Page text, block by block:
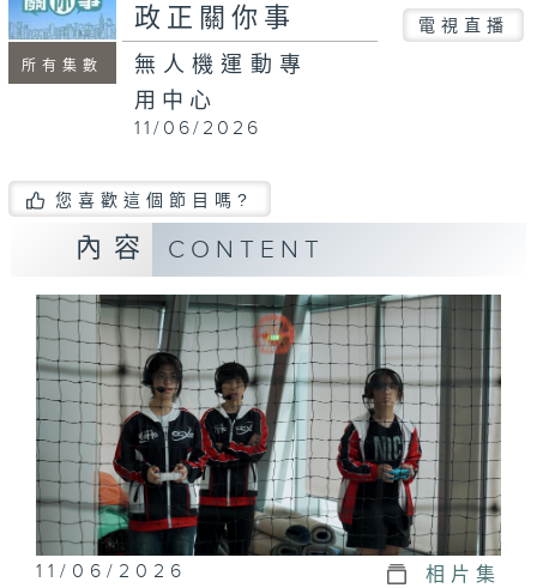
所有集數
政正關你事 電視直播
無人機運動專
用中心
11/06/2026
您喜歡這個節目嗎?
內容 CONTENT
11/06/2026 相片集